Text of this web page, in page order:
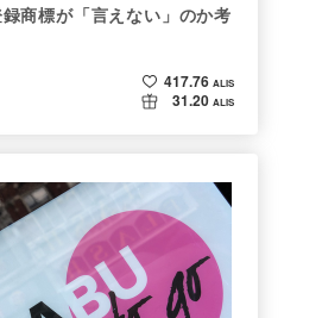
商標が「言えない」のか考
417.76 ALIS
31.20 ALIS